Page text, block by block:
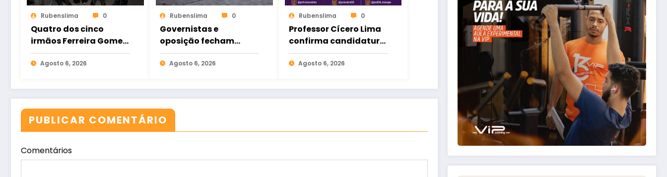
Rubenslima 0
Quatro dos cinco
irmãos Ferreira Gomes
estarão nas urnas pela
primeira vez em lados
Agosto 6, 2026
Rubenslima 0
Governistas e
oposição fecham
chapas ao Senado no
Ceará
Agosto 6, 2026
Rubenslima 0
Professor Cícero Lima
confirma candidatura
a deputado estadual
pelo PSOL
Agosto 6, 2026
PUBLICAR COMENTÁRIO
Comentários